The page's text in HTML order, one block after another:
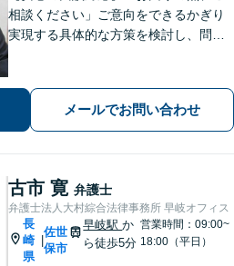
相談ください」ご意向をできるかぎり
実現する具体的な方策を検討し、問題
知し、予防する方策を提供します【子
連れ相談可】メールでお問い合わせ
古市 寛 弁護士
弁護士法人大村綜合法律事務所 早岐オフィス
長
崎
県
佐世
保市
早岐駅か
ら徒歩5分
営業時間：09:00~
18:00（平日）